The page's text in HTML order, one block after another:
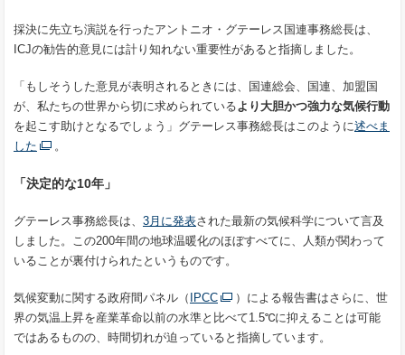
採決に先立ち演説を行ったアントニオ・グテーレス国連事務総長は、
ICJの勧告的意見には計り知れない重要性があると指摘しました。
「もしそうした意見が表明されるときには、国連総会、国連、加盟国
が、私たちの世界から切に求められている より大胆かつ強力な気候行動
を起こす助けとなるでしょう」グテーレス事務総長はこのように述べま
した
。
「決定的な10年」
グテーレス事務総長は、 3 月 に発表された最新の気候科学について言及
しました。この200年間の地球温暖化のほぼすべてに、人類が関わって
いることが裏付けられたというものです。
気候変動に関する政府間パネル（ IPCC
）による報告書はさらに、世
界の気温上昇を産業革命以前の水準と比べて1.5℃に抑えることは可能
ではあるものの、時間切れが迫っていると指摘しています。